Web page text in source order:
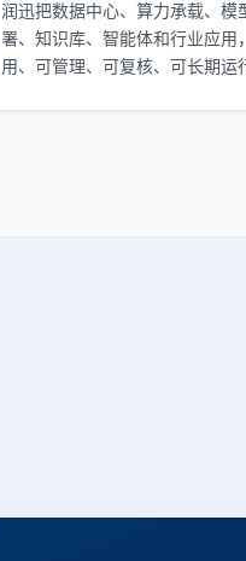
润迅把数据中心、算力承载、模
署、知识库、智能体和行业应用
用、可管理、可复核、可长期运